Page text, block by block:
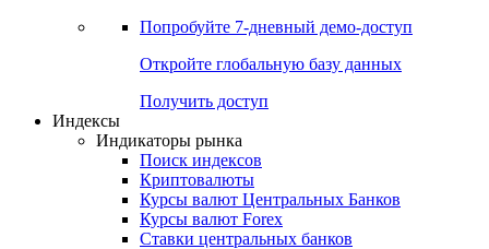
Попробуйте 7-дневный демо-доступ
Откройте глобальную базу данных
Получить доступ
Индексы
Индикаторы рынка
Поиск индексов
Криптовалюты
Курсы валют Центральных Банков
Курсы валют Forex
Ставки центральных банков